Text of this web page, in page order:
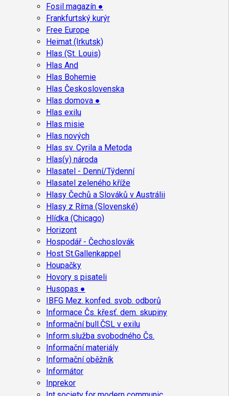
Fosil magazín ●
Frankfurtský kurýr
Free Europe
Heimat (Irkutsk)
Hlas (St. Louis)
Hlas And
Hlas Bohemie
Hlas Československa
Hlas domova ●
Hlas exilu
Hlas misie
Hlas nových
Hlas sv. Cyrila a Metoda
Hlas(y) národa
Hlasatel - Denní/Týdenní
Hlasatel zeleného kříže
Hlasy Čechů a Slováků v Austrálii
Hlasy z Ríma (Slovenské)
Hlídka (Chicago)
Horizont
Hospodář - Čechoslovák
Host St.Gallenkappel
Houpačky
Hovory s pisateli
Husopas ●
IBFG Mez. konfed. svob. odborů
Informace Čs. křesť. dem. skupiny
Informační bull.ČSL v exilu
Inform.služba svobodného Čs.
Informační materiály
Informační oběžník
Informátor
Inprekor